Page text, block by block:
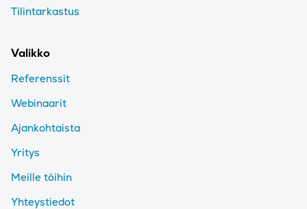
Tilintarkastus
Valikko
Referenssit
Webinaarit
Ajankohtaista
Yritys
Meille töihin
Yhteystiedot